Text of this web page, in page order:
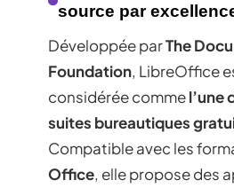
source par
Développée parThe
Foundation, LibreOffice
considérée commel’une
suites bureautiques
Compatible avec les
Office, elle propose des